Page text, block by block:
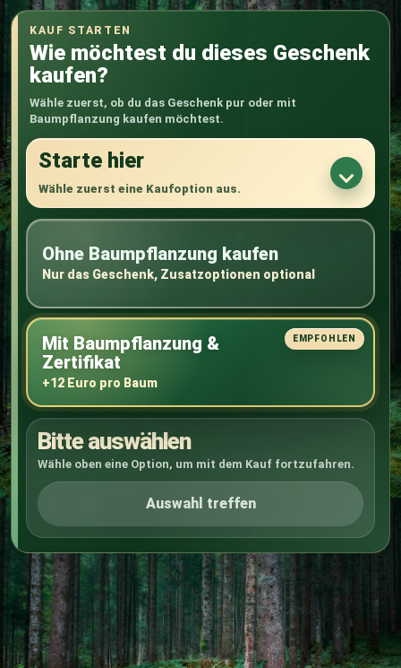
KAUF STARTEN
Wie möchtest du dieses Geschenk
kaufen?
Wähle zuerst, ob du das Geschenk pur oder mit
Baumpflanzung kaufen möchtest.
Starte hier
Wähle zuerst eine Kaufoption aus.
Ohne Baumpflanzung kaufen
Nur das Geschenk, Zusatzoptionen optional
Mit Baumpflanzung &
Zertifikat
+12 Euro pro Baum
Bitte auswählen
Wähle oben eine Option, um mit dem Kauf fortzufahren.
Auswahl treffen